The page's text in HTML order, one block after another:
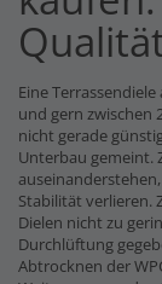
Eine
und gern zwischen
nicht gerade
Unterbau gemeint.
Stabilität verlieren.
Dielen nicht zu
Durchlüftung
Abtrocknen der